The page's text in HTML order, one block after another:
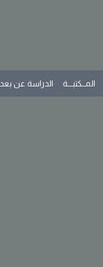
المــكتبـــة الدراسة عن بعد